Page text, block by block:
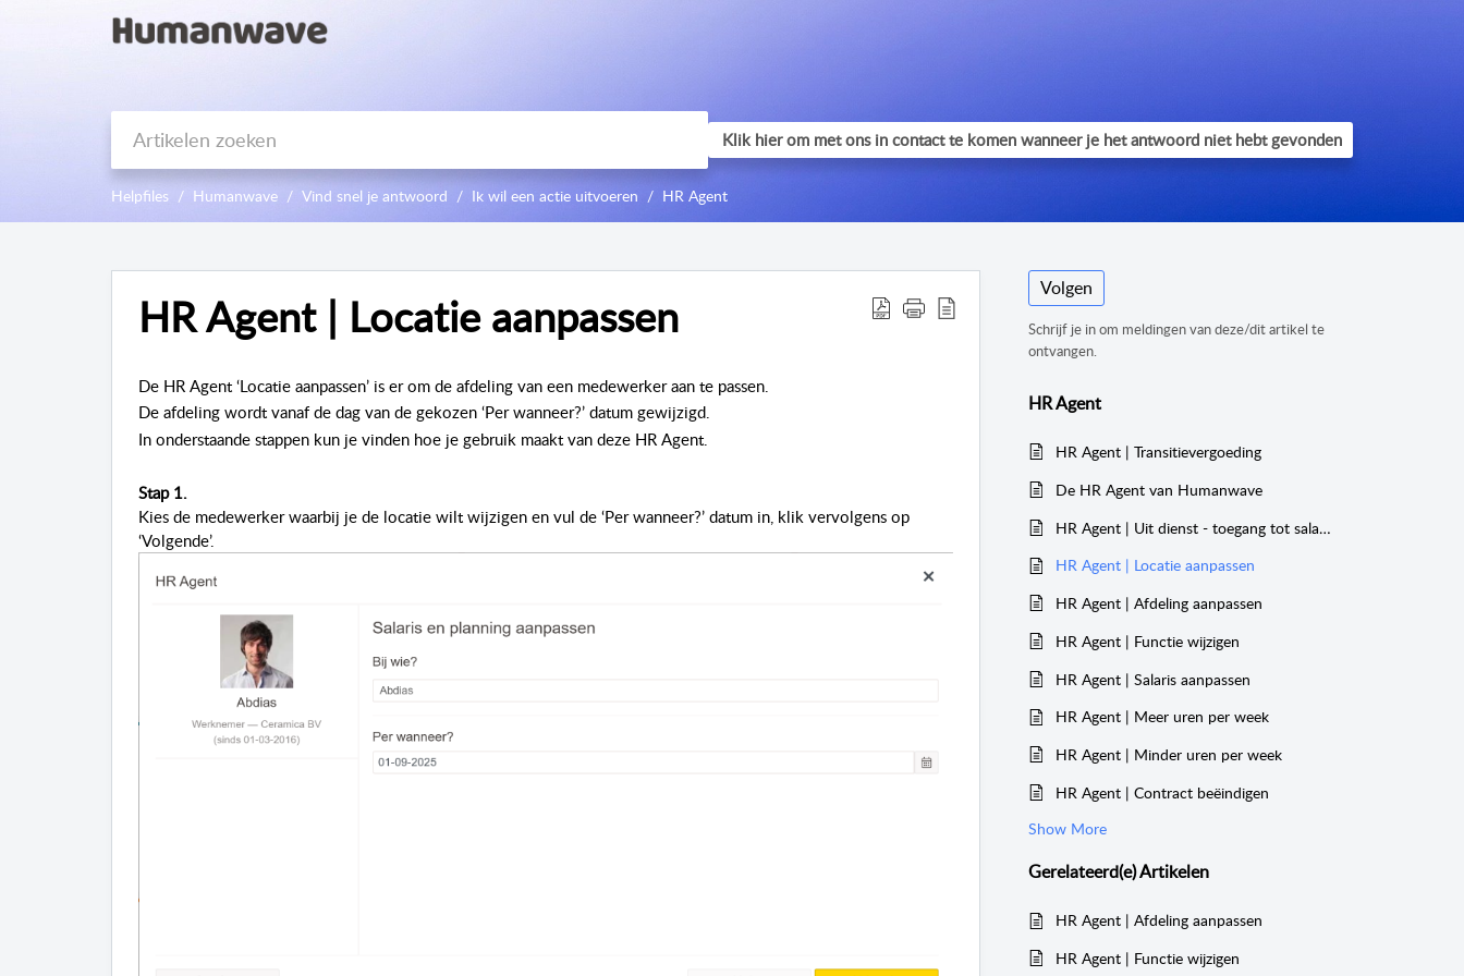
Helpfiles Humanwave Vind snel je antwoord Ik wil een actie uitvoeren HR Agent
HR Agent | Locatie aanpassen
De HR Agent ‘Locatie aanpassen’ is er om de afdeling van een medewerker aan te passen.
De afdeling wordt vanaf de dag van de gekozen ‘Per wanneer?’ datum gewijzigd.
In onderstaande stappen kun je vinden hoe je gebruik maakt van deze HR Agent.
Stap 1.
Kies de medewerker waarbij je de locatie wilt wijzigen en vul de ‘Per wanneer?’ datum in, klik vervolgens op
‘Volgende’.
Volgen
Schrijf je in om meldingen van deze/dit artikel te
ontvangen.
HR Agent
HR Agent | Transitievergoeding
De HR Agent van Humanwave
HR Agent | Uit dienst - toegang tot salarisdocumenten
HR Agent | Locatie aanpassen
HR Agent | Afdeling aanpassen
HR Agent | Functie wijzigen
HR Agent | Salaris aanpassen
HR Agent | Meer uren per week
HR Agent | Minder uren per week
HR Agent | Contract beëindigen
Show More
Gerelateerd(e)Artikelen
HR Agent | Afdeling aanpassen
HR Agent | Functie wijzigen